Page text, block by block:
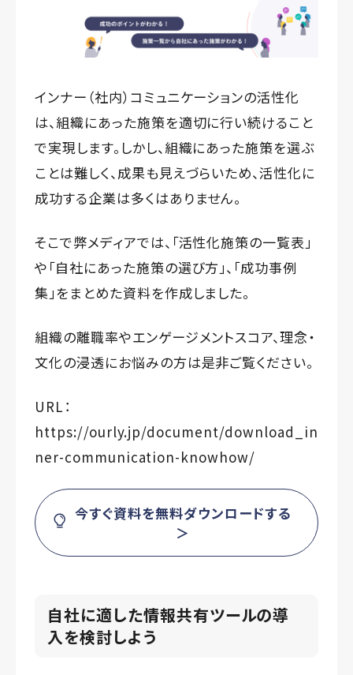
インナー（社内）コミュニケーションの活性化
は、組織にあった施策を適切に行い続けること
で実現します。しかし、組織にあった施策を選ぶ
ことは難しく、成果も見えづらいため、活性化に
成功する企業は多くはありません。
そこで弊メディアでは、「活性化施策の一覧表」
や「自社にあった施策の選び方」、「成功事例
集」をまとめた資料を作成しました。
組織の離職率やエンゲージメントスコア、理念・
文化の浸透にお悩みの方は是非ご覧ください。
URL：
https://ourly.jp/document/download_in
ner-communication-knowhow/
今すぐ資料を無料ダウンロードする
＞
自社に適した情報共有ツールの導
入を検討しよう